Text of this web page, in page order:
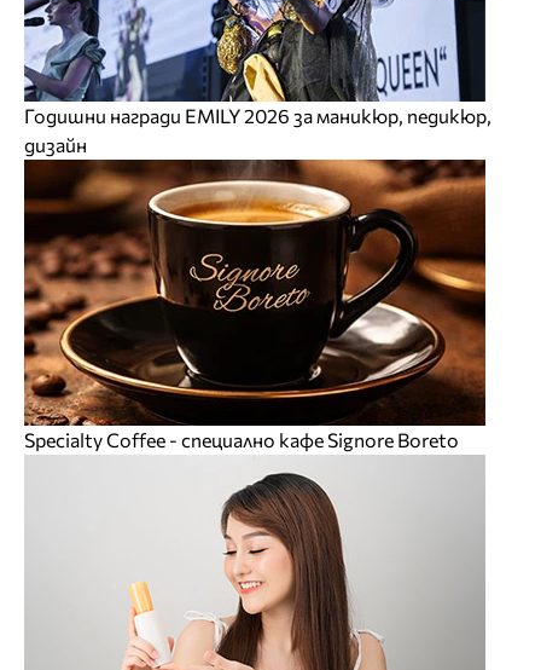
Годишни награди EMILY 2026 за маникюр, педикюр,
дизайн
Specialty Coffee - специално кафе Signore Boreto